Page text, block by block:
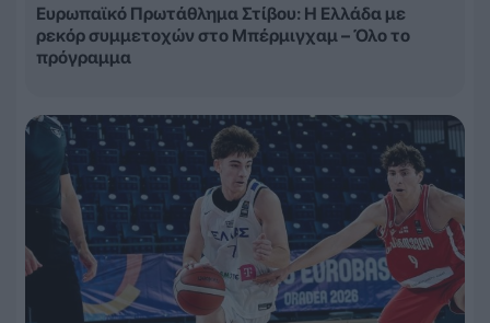
Ευρωπαϊκό Πρωτάθλημα Στίβου: Η Ελλάδα με
ρεκόρ συμμετοχών στο Μπέρμιγχαμ – Όλο το
πρόγραμμα